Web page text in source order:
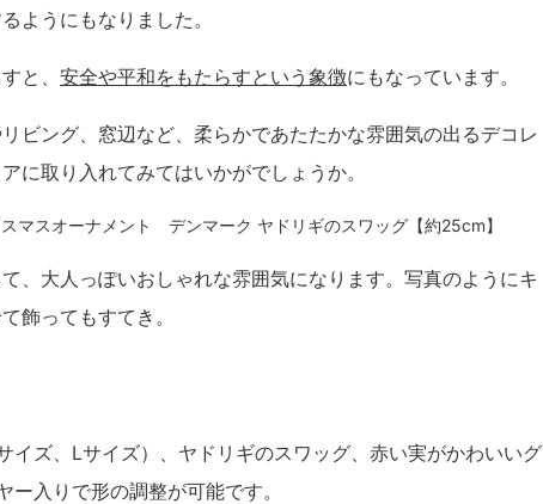
ようにもなりました。
と、 安全や平和をもたらすという象徴にもなっています。
ビング、窓辺など、柔らかであたたかな雰囲気の出るデコレ
に取り入れてみてはいかがでしょうか。
ヤドリギのスワッグ【約25cm】
、大人っぽいおしゃれな雰囲気になります。写真のようにキ
飾ってもすてき。
イズ、Lサイズ）、ヤドリギのスワッグ、赤い実がかわいいグ
入りで形の調整が可能です。